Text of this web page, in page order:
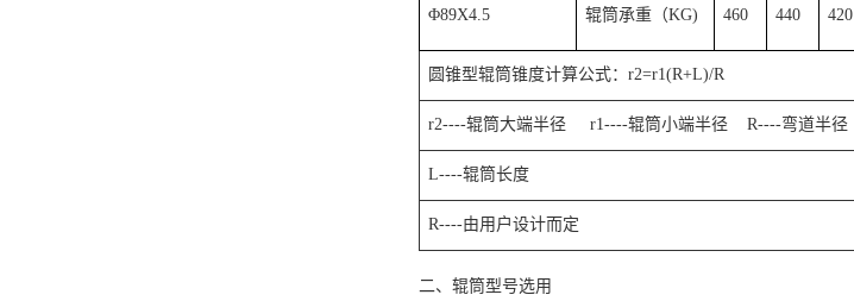
Φ89X4.5 辊筒承重（KG) 460 440 420
圆锥型辊筒锥度计算公式：r2=r1(R+L)/R
r2----辊筒大端半径 r1----辊筒小端半径 R----弯道半径
L----辊筒长度
R----由用户设计而定
二、辊筒型号选用